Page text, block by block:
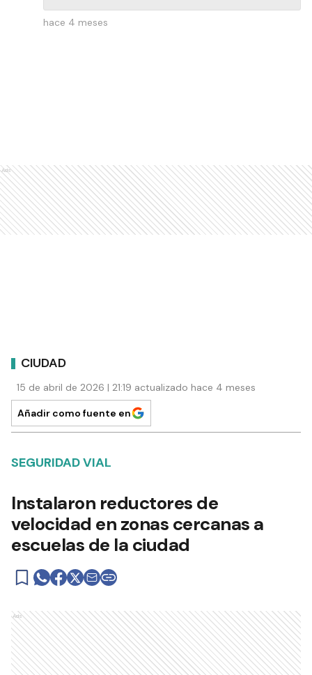
hace 4 meses
Ads
CIUDAD
15 de abril de 2026 | 21:19 actualizado hace 4 meses
Añadir como fuente en
SEGURIDAD VIAL
Instalaron reductores de
velocidad en zonas cercanas a
escuelas de la ciudad
Ads